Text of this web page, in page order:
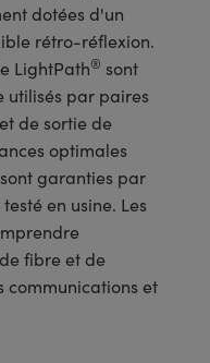
dotées d'un
rétro-réflexion.
LightPath® sont
utilisés par paires
de sortie de
optimales
garanties par
en usine. Les
fibre et de
communications et